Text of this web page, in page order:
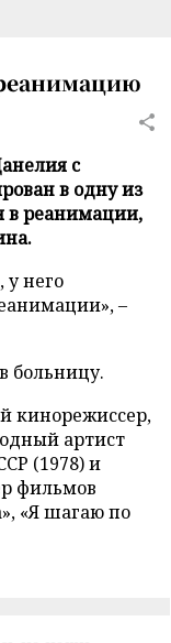
с
в одну из
в реанимации,
у него
–
больницу.
кинорежиссер,
артист
(1978) и
фильмов
«Я шагаю по